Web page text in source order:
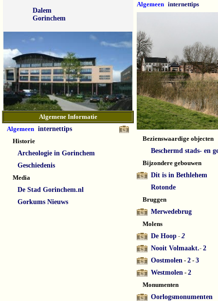
Dalem
Gorinchem
Algemene Informatie
Algemeen internettips
Historie
Archeologie in Gorinchem
Geschiedenis
Media
De Stad Gorinchem.nl
Gorkums Nieuws
Algemeen internettips
Bezienswaardige objecten
Beschermd stads- en
Bijzondere gebouwen
Dit is in Bethlehem
Rotonde
Bruggen
Merwedebrug
Molens
De Hoop - 2
Nooit Volmaakt.- 2
Oostmolen - 2 - 3
Westmolen - 2
Monumenten
Oorlogsmonumenten